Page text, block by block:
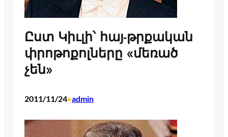
Ըստ Կիւլի՝ հայ-թրքական
փրոթոքոլները «մեռած
չեն»
2011/11/24•admin